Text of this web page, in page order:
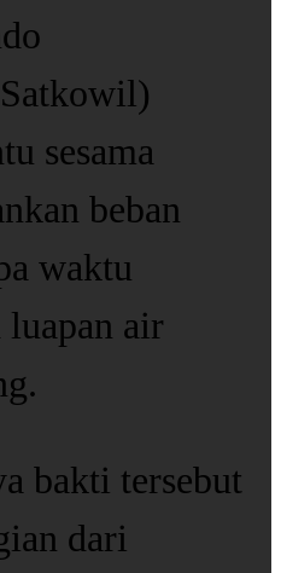
sesama
beban
waktu
luapan air
bakti tersebut
dari